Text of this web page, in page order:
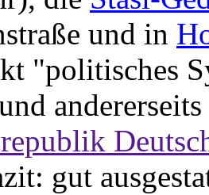
und in
"politisches
gut